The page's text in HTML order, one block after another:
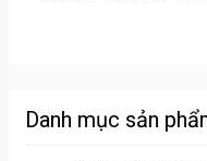
Danh mục sản